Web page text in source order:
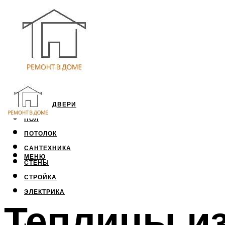
ОКНА И ДВЕРИ
ПОЛ
ПОТОЛОК
САНТЕХНИКА
СТЕНЫ
СТРОЙКА
ЭЛЕКТРИКА
МЕНЮ